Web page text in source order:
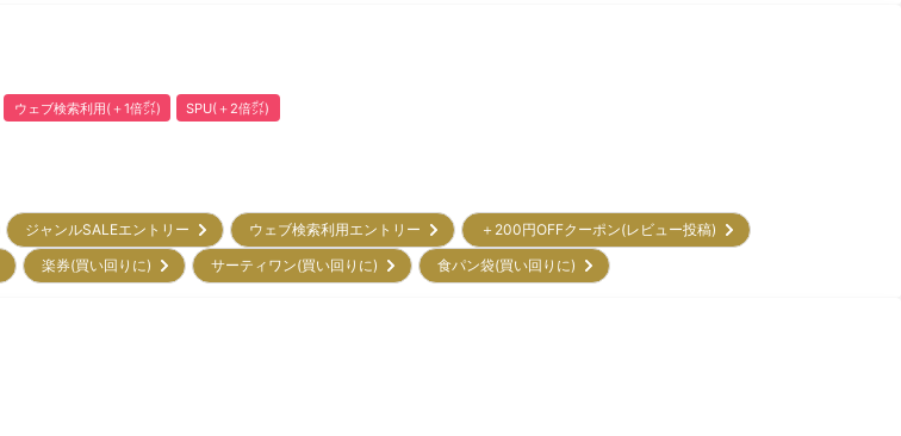
ウェブ検索利用(＋1倍㌽) SPU(＋2倍㌽)
ジャンルSALEエントリー ウェブ検索利用エントリー
＋200円OFFクーポン(レビュー投稿)
楽券(買い回りに) サーティワン(買い回りに) 食パン袋(買い回りに)